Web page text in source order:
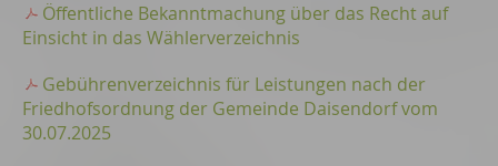
Öffentliche Bekanntmachung über das Recht auf
Einsicht in das Wählerverzeichnis
Gebührenverzeichnis für Leistungen nach der
Friedhofsordnung der Gemeinde Daisendorf vom
30.07.2025